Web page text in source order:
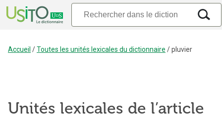
Accueil /Toutes les unités lexicales du dictionnaire /pluvier
Unités lexicales de l’article